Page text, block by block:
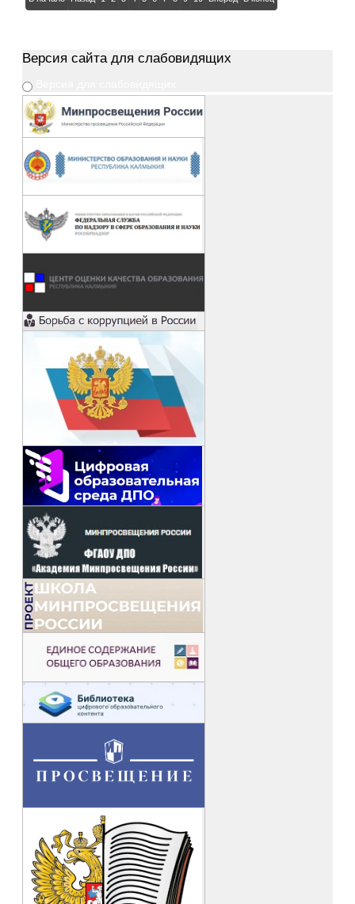
человек из г.Элисты и районов республики.
образовательной организации» основана на актуальных
Программа разработана с учетом актуальных требований
государственной семейной политики и предоставляет
возможность учителям повысить свои профессиональные
области образования.
-Методика преподавания курса «Семьеведение»;
- Содержание курса «Семьеведение».
В ходе курсов слушатели ознакомились с нормативно-
вопросы правового регулирования семейных отношений,
углубили имеющиеся знания по использованию методики и
приемов эффективного взаимодействия с обучающимися и
их родителями, проведения анализа различных подходов к
воспитанию в семье.
По окончанию курса слушатели продемонстрировали
следующие результаты:
знания в области теории и методики преподавания
семьеведения;
умение применять современные образовательные
технологии при преподавании курса;
навыки разработки плана, программы и учебного
знание правовых аспектов семейных отношений и
умение использовать эти знания в профессиональной
деятельности;
способность эффективного взаимодействия с
обучающимися и их родителями.
Слушателям был предоставлен большой объем
методического материала для пользования в
профессиональной деятельности.
Слушатели отметили актуальность и
практикоориентированную направленность курсов,
дружелюбную атмосферу на занятиях, которая
способствовала комфортному обучению и обмену опытом
систематизировать опыт своей деятельности, дали ответы
на многие вопросы, возникающие в процессе работы.
Занятия по программе прошли в форме живого диалога
Л.И. Инджиева, старший преподаватель кафедры воспитания
и дополнительного образования
Версиясайта для слабовидящих